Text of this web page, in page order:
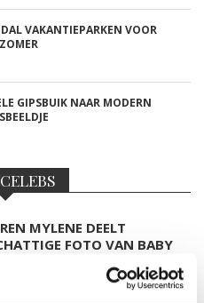
VAKANTIEPARKEN VOOR
GIPSBUIK NAAR MODERN
MYLENE DEELT
FOTO VAN BABY